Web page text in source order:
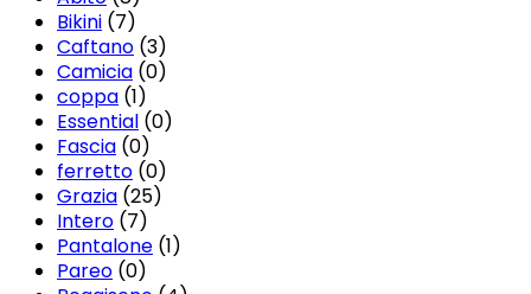
Bikini (7)
Caftano (3)
Camicia (0)
coppa (1)
Essential (0)
Fascia (0)
ferretto (0)
Grazia (25)
Intero (7)
Pantalone (1)
Pareo (0)